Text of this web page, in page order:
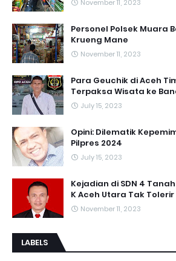
November 11, 2023
Personel Polsek Muara
Krueng Mane
November 11, 2023
Para Geuchik di Aceh
Terpaksa Wisata ke
July 15, 2023
Opini: Dilematik
Pilpres 2024
July 15, 2023
Kejadian di SDN 4
K Aceh Utara Tak
November 11, 2023
LABELS